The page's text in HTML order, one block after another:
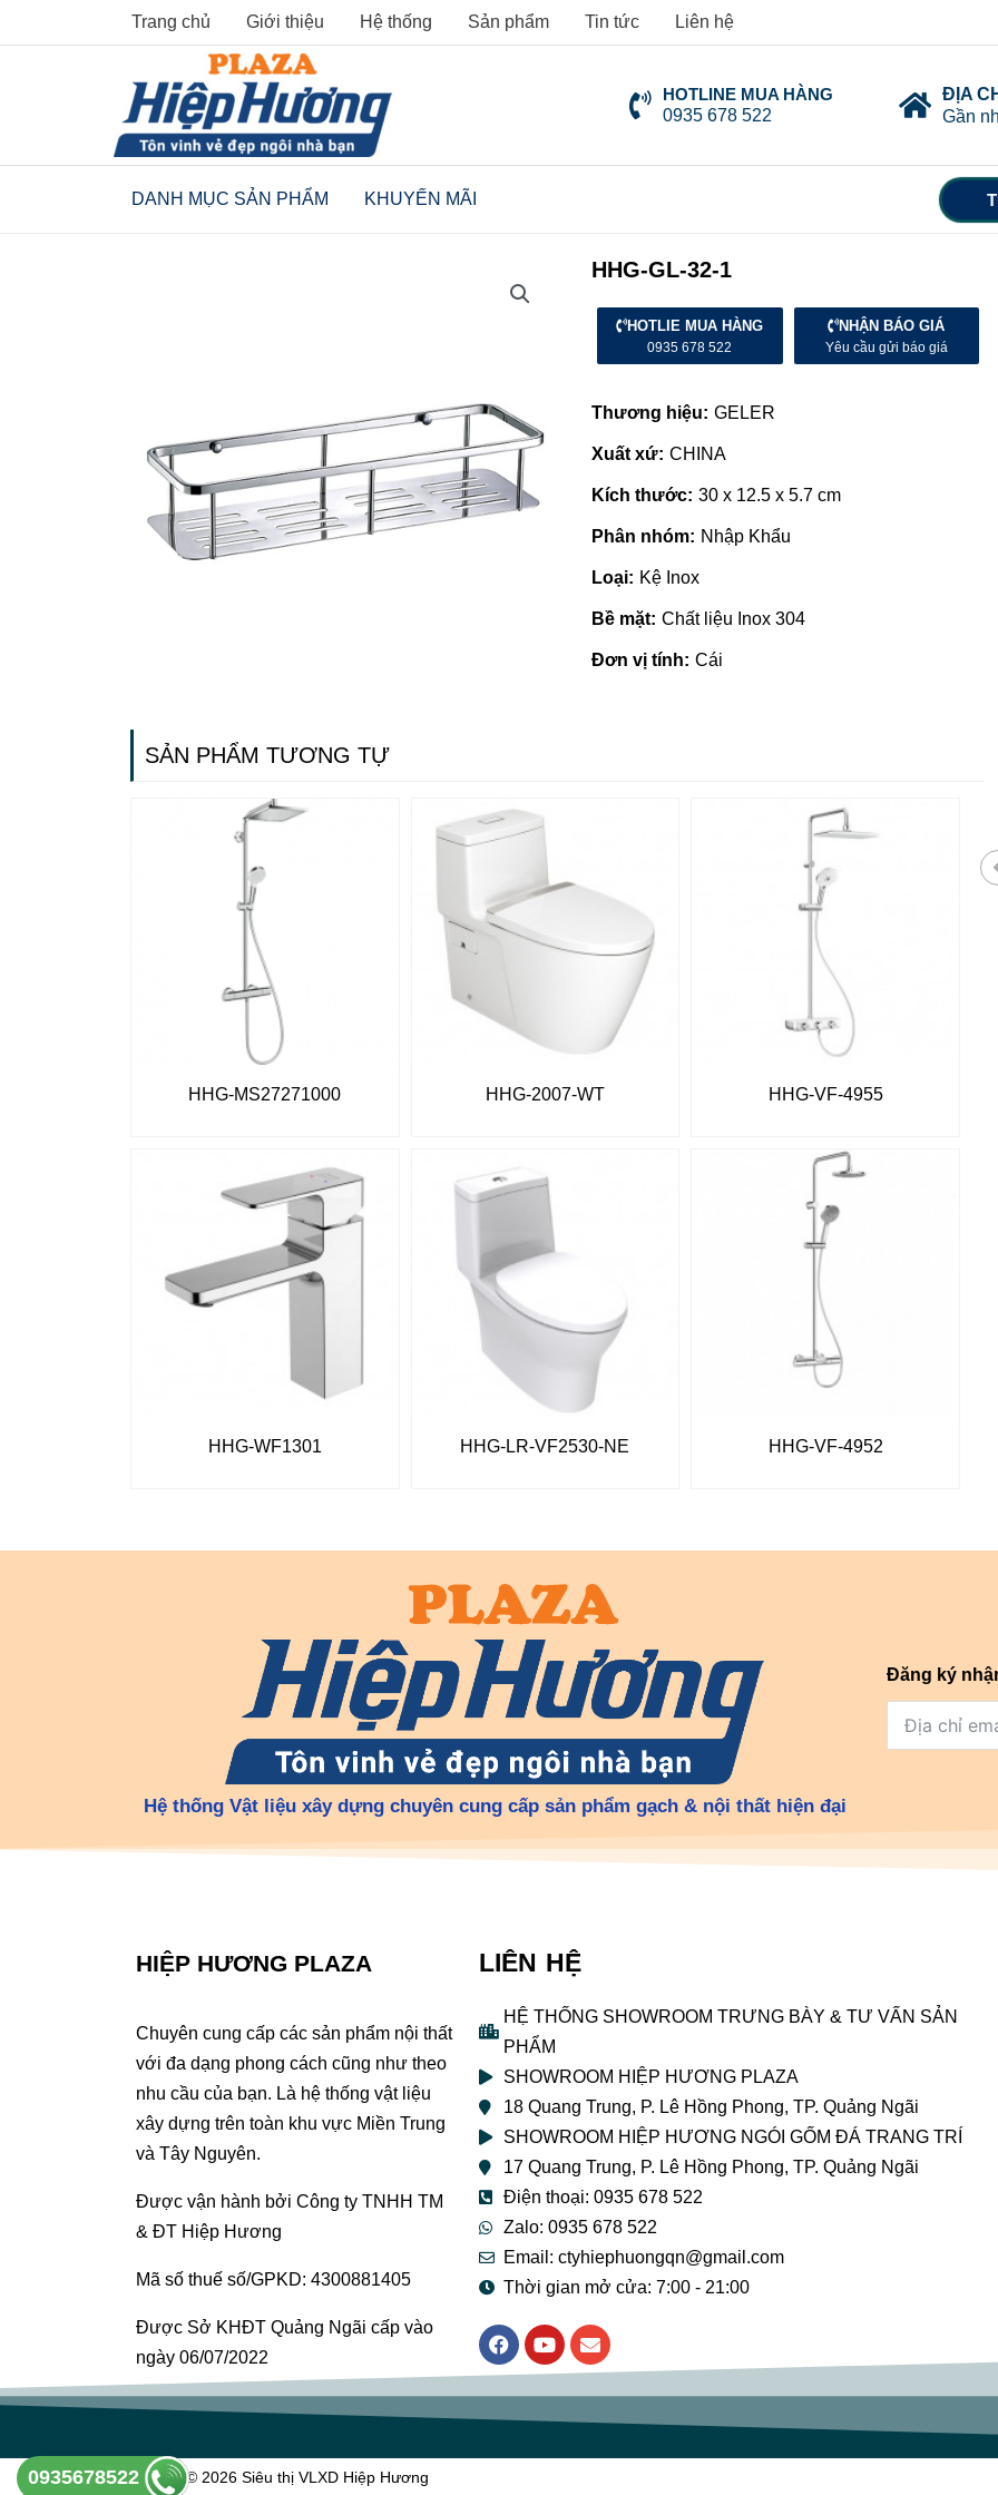
to
Trang chủ Giới thiệu Hệ thống Sản phẩm Tin tức Liên hệ
HOTLINE MUA HÀNG
0935 678 522
ĐỊA
Gần
DANH MỤC SẢN PHẨM KHUYẾN MÃI
HHG-GL-32-1
HOTLIE MUA HÀNG
0935 678 522
NHẬN BÁO GIÁ
Yêu cầu gửi báo giá
Thương hiệu: GELER
Xuất xứ: CHINA
Kích thước: 30 x 12.5 x 5.7 cm
Phân nhóm: Nhập Khẩu
Loại: Kệ Inox
Bề mặt: Chất liệu Inox 304
Đơn vị tính: Cái
SẢN PHẨM TƯƠNG TỰ
HHG-MS27271000 HHG-2007-WT HHG-VF-4955
HHG-WF1301 HHG-LR-VF2530-NE HHG-VF-4952
Gạch ốp lát giá rẻ tại Quảng
Nhà phân phối gạch
tại Quảng Ngãi
Hệ thống Vật liệu xây dựng chuyên cung cấp sản phẩm gạch & nội thất hiện đại
Đăng ký
HIỆP HƯƠNG PLAZA
Chuyên cung cấp các sản phẩm nội thất
với đa dạng phong cách cũng như theo
nhu cầu của bạn. Là hệ thống vật liệu
xây dựng trên toàn khu vực Miền Trung
và Tây Nguyên.
Được vận hành bởi Công ty TNHH TM
& ĐT Hiệp Hương
Mã số thuế số/GPKD: 4300881405
Được Sở KHĐT Quảng Ngãi cấp vào
ngày 06/07/2022
LIÊN HỆ
HỆ THỐNG SHOWROOM TRƯNG BÀY & TƯ VẤN SẢN
PHẨM
SHOWROOM HIỆP HƯƠNG PLAZA
18 Quang Trung, P. Lê Hồng Phong, TP. Quảng Ngãi
SHOWROOM HIỆP HƯƠNG NGÓI GỐM ĐÁ TRANG TRÍ
17 Quang Trung, P. Lê Hồng Phong, TP. Quảng Ngãi
Điện thoại: 0935 678 522
Zalo: 0935 678 522
Email: ctyhiephuongqn@gmail.com
Thời gian mở cửa: 7:00 - 21:00
F
a
c
e
b
o
Y
o
u
t
e
E
n
v
e
p
Copyright © 2026 Siêu thị VLXD Hiệp Hương
0935678522